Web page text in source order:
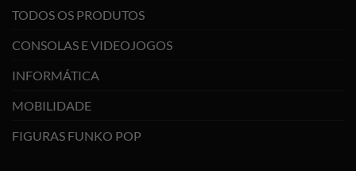
TODOS OS PRODUTOS
CONSOLAS E VIDEOJOGOS
INFORMÁTICA
MOBILIDADE
FIGURAS FUNKO POP